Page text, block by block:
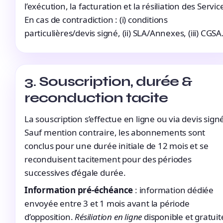
l’exécution, la facturation et la résiliation des
En cas de contradiction : (i) conditions
particulières/devis signé, (ii) SLA/Annexes, (iii)
3. Souscription, durée &
reconduction tacite
La souscription s’effectue en ligne ou via devis
Sauf mention contraire, les abonnements sont
conclus pour une durée initiale de 12 mois et se
reconduisent tacitement pour des périodes
successives d’égale durée.
Information pré-échéance : information dédiée
envoyée entre 3 et 1 mois avant la période
d’opposition.Résiliation en ligne disponible et